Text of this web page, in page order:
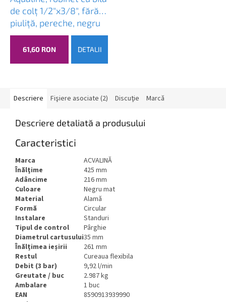
de colț 1/2"x3/8", fără
piuliță, pereche, negru
mat, 5306B
61,60 RON DETALII
Descriere Fişiere asociate (2) Discuţie Marcă
Descriere detaliată a produsului
Caracteristici
Marca
ACVALINĂ
Înălţime
425 mm
Adâncime
216 mm
Culoare
Negru mat
Material
Alamă
Formă
Circular
Instalare
Standuri
Tipul de control
Pârghie
Diametrul cartusului35 mm
Înălțimea ieșirii
261 mm
Restul
Cureaua flexibila
Debit (3 bar)
9,92 l/min
Greutate / buc
2.987 kg
Ambalare
1 buc
EAN
8590913939990